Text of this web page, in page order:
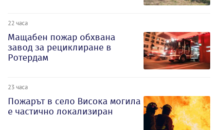
22 часа
Мащабен пожар обхвана
завод за рециклиране в
Ротердам
23 часа
Пожарът в село Висока могила
е частично локализиран